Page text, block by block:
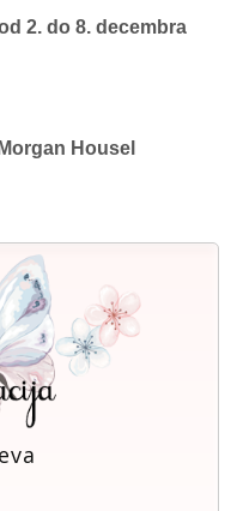
2. do 8. decembra
Housel